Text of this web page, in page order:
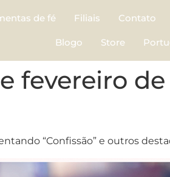
de fé Filiais Contato
Blogo Store
fevereiro de
“Confissão” e outros